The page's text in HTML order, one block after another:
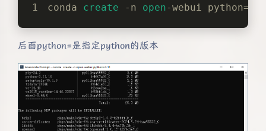
conda create -n open-webui python=
后面python=是指定python的版本